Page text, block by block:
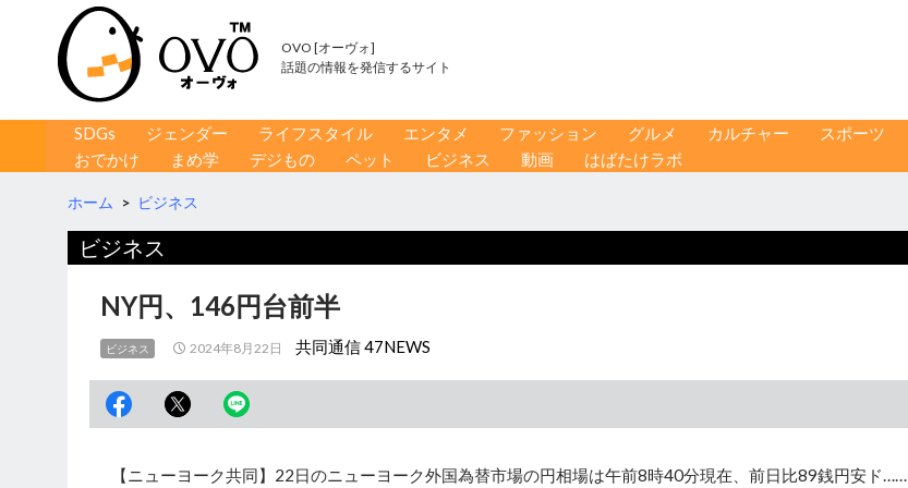
OVO [オーヴォ]
話題の情報を発信するサイト
コンテンツへ移動
SDGs ジェンダー ライフスタイル エンタメ ファッション グルメ カルチャー
スポーツ
おでかけ
まめ学 デジもの ペット ビジネス 動画 はばたけラボ
ホーム > ビジネス
ビジネス
NY円、146円台前半
ビジネス 2024年8月22日 共同通信 47NEWS
【ニューヨーク共同】22日のニューヨーク外国為替市場の円相場は午前8時40分現在、前日比89銭円安ド……